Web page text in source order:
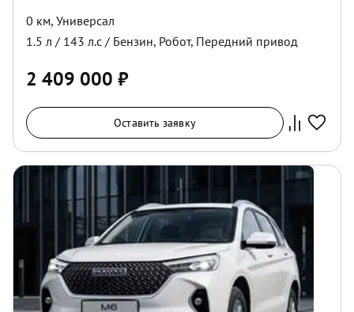
0 км, Универсал
1.5 л / 143 л.с / Бензин, Робот, Передний привод
2 409 000 ₽
Оставить заявку